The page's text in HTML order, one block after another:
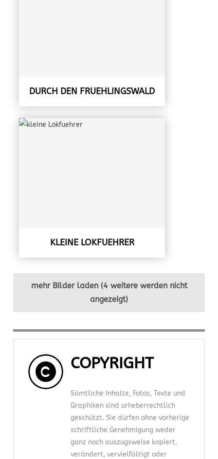
DURCH DEN FRUEHLINGSWALD
KLEINE LOKFUEHRER
mehr Bilder laden (4 weitere werden nicht
angezeigt)
COPYRIGHT
Sämtliche Inhalte, Fotos, Texte und
Graphiken sind urheberrechtlich
geschützt. Sie dürfen ohne vorherige
schriftliche Genehmigung weder
ganz noch auszugsweise kopiert,
verändert, vervielfältigt oder